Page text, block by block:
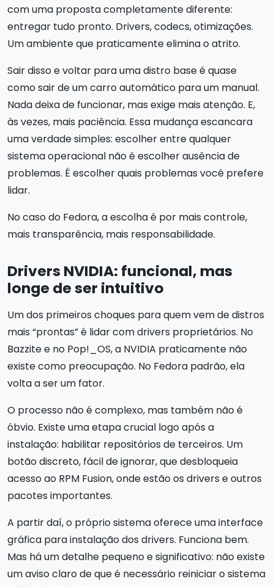
com uma proposta completamente diferente:
entregar tudo pronto. Drivers, codecs, otimizações.
Um ambiente que praticamente elimina o atrito.
Sair disso e voltar para uma distro base é quase
como sair de um carro automático para um manual.
Nada deixa de funcionar, mas exige mais atenção. E,
às vezes, mais paciência. Essa mudança escancara
uma verdade simples: escolher entre qualquer
sistema operacional não é escolher ausência de
problemas. É escolher quais problemas você prefere
lidar.
No caso do Fedora, a escolha é por mais controle,
mais transparência, mais responsabilidade.
Drivers NVIDIA: funcional, mas
longe de ser intuitivo
Um dos primeiros choques para quem vem de distros
mais “prontas” é lidar com drivers proprietários. No
Bazzite e no Pop!_OS, a NVIDIA praticamente não
existe como preocupação. No Fedora padrão, ela
volta a ser um fator.
O processo não é complexo, mas também não é
óbvio. Existe uma etapa crucial logo após a
instalação: habilitar repositórios de terceiros. Um
botão discreto, fácil de ignorar, que desbloqueia
acesso ao RPM Fusion, onde estão os drivers e outros
pacotes importantes.
A partir daí, o próprio sistema oferece uma interface
gráfica para instalação dos drivers. Funciona bem.
Mas há um detalhe pequeno e significativo: não existe
um aviso claro de que é necessário reiniciar o sistema